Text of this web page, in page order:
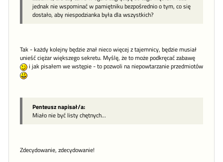
jednak nie wspominać w pamiętniku bezpośrednio o tym, co się
dostało, aby niespodzianka była dla wszystkich?
Tak - każdy kolejny będzie znał nieco więcej z tajemnicy, będzie musiał
unieść ciężar większego sekretu. Myślę, że to może podkręcać zabawę
i jak pisałem we wstępie - to pozwoli na niepowtarzanie przedmiotów
Penteusz napisał/a:
Miało nie być listy chętnych...
Zdecydowanie, zdecydowanie!